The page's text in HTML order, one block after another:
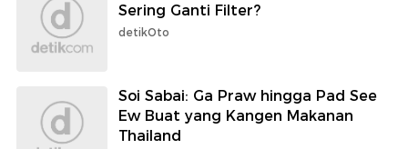
Sering Ganti Filter?
detikOto
Soi Sabai: Ga Praw hingga Pad See
Ew Buat yang Kangen Makanan
Thailand